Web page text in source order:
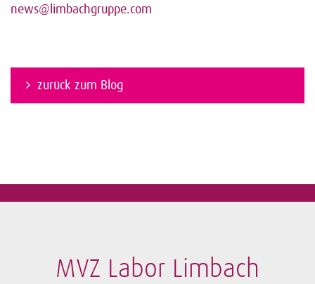
news@limbachgruppe.com
zurück zum Blog
MVZ Labor Limbach